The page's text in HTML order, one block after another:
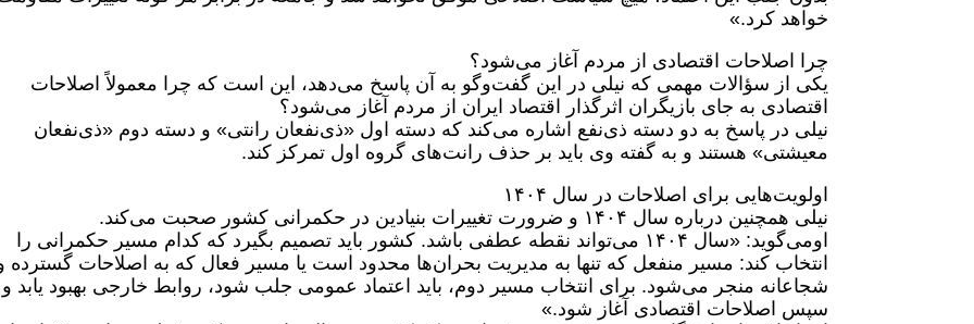
خواهد کرد.»
چرا اصلاحات اقتصادی از مردم آغاز می‌شود؟
یکی از سؤالات مهمی که نیلی در این گفت‌وگو به آن پاسخ می‌دهد، این است که چرا معمولاً اصلاحات
اقتصادی به جای بازیگران اثرگذار اقتصاد ایران از مردم آغاز می‌شود؟
نیلی در پاسخ به دو دسته ذی‌نفع اشاره می‌کند که دسته اول «ذی‌نفعان رانتی» و دسته دوم «ذی‌نفعان
معیشتی» هستند و به گفته وی باید بر حذف رانت‌های گروه اول تمرکز کند.
اولویت‌هایی برای اصلاحات در سال ۱۴۰۴
نیلی همچنین درباره سال ۱۴۰۴ و ضرورت تغییرات بنیادین در حکمرانی کشور صحبت می‌کند.
اومی‌گوید: «سال ۱۴۰۴ می‌تواند نقطه عطفی باشد. کشور باید تصمیم بگیرد که کدام مسیر حکمرانی را
انتخاب کند: مسیر منفعل که تنها به مدیریت بحران‌ها محدود است یا مسیر فعال که به اصلاحات گسترده
شجاعانه منجر می‌شود. برای انتخاب مسیر دوم، باید اعتماد عمومی جلب شود، روابط خارجی بهبود یابد و
سپس اصلاحات اقتصادی آغاز شود.»